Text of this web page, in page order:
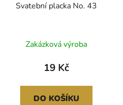
Svatební placka No. 43
Zakázková výroba
19 Kč
DO KOŠÍKU